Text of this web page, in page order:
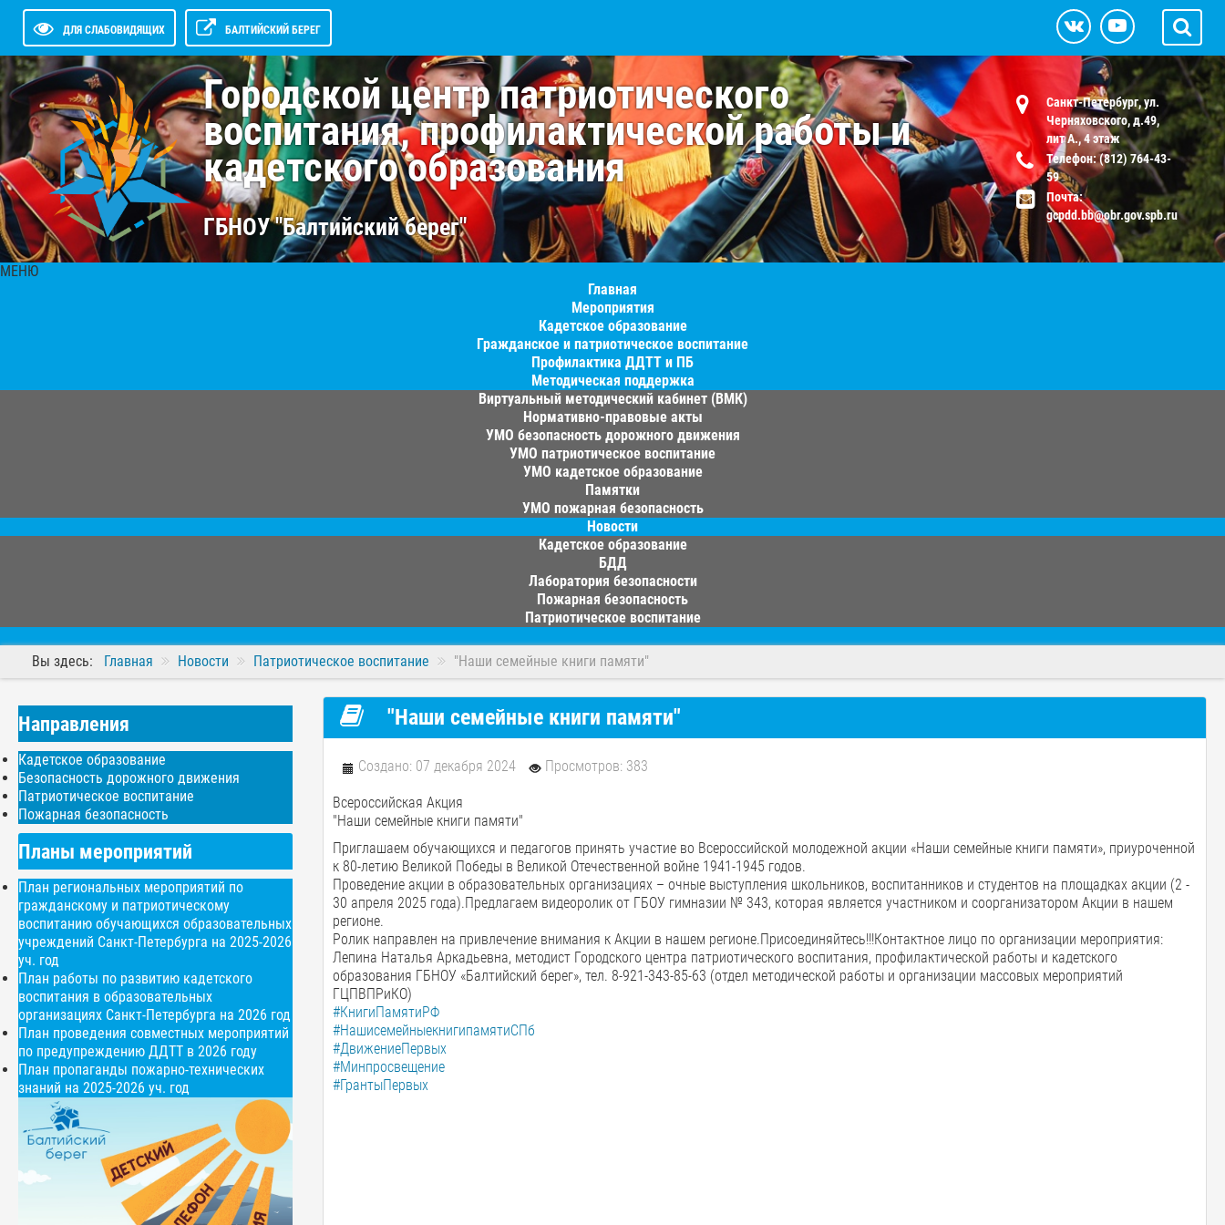
ДЛЯ СЛАБОВИДЯЩИХ БАЛТИЙСКИЙ БЕРЕГ
Городской центр патриотического
воспитания, профилактической работы и
кадетского образования
ГБНОУ "Балтийский берег"
Санкт-Петербург, ул.
Черняховского, д.49,
лит А., 4 этаж
Телефон: (812) 764-43-
59
Почта:
gcpdd.bb@obr.gov.spb.ru
МЕНЮ
Главная
Мероприятия
Кадетское образование
Гражданское и патриотическое воспитание
Профилактика ДДТТ и ПБ
Методическая поддержка
Виртуальный методический кабинет (ВМК)
Нормативно-правовые акты
УМО безопасность дорожного движения
УМО патриотическое воспитание
УМО кадетское образование
Памятки
УМО пожарная безопасность
Новости
Кадетское образование
БДД
Лаборатория безопасности
Пожарная безопасность
Патриотическое воспитание
Вы здесь: Главная Новости Патриотическое воспитание "Наши семейные книги памяти"
Направления
Кадетское образование
Безопасность дорожного движения
Патриотическое воспитание
Пожарная безопасность
Планы мероприятий
План региональных мероприятий по
гражданскому и патриотическому
воспитанию обучающихся образовательных
учреждений Санкт-Петербурга на 2025-2026
уч. год
План работы по развитию кадетского
воспитания в образовательных
организациях Санкт-Петербурга на 2026 год
План проведения совместных мероприятий
по предупреждению ДДТТ в 2026 году
План пропаганды пожарно-технических
знаний на 2025-2026 уч. год
"Наши семейные книги памяти"
Создано: 07 декабря 2024 Просмотров: 383
Всероссийская Акция
"Наши семейные книги памяти"
Приглашаем обучающихся и педагогов принять участие во Всероссийской молодежной акции «Наши семейные книги памяти», приуроченной
к 80-летию Великой Победы в Великой Отечественной войне 1941-1945 годов.
Проведение акции в образовательных организациях – очные выступления школьников, воспитанников и студентов на площадках акции (2 -
30 апреля 2025 года).Предлагаем видеоролик от ГБОУ гимназии № 343, которая является участником и соорганизатором Акции в нашем
регионе.
Ролик направлен на привлечение внимания к Акции в нашем регионе.Присоединяйтесь!!!Контактное лицо по организации мероприятия:
Лепина Наталья Аркадьевна, методист Городского центра патриотического воспитания, профилактической работы и кадетского
образования ГБНОУ «Балтийский берег», тел. 8-921-343-85-63 (отдел методической работы и организации массовых мероприятий
ГЦПВПРиКО)
#КнигиПамятиРФ
#НашисемейныекнигипамятиСПб
#ДвижениеПервых
#Минпросвещение
#ГрантыПервых